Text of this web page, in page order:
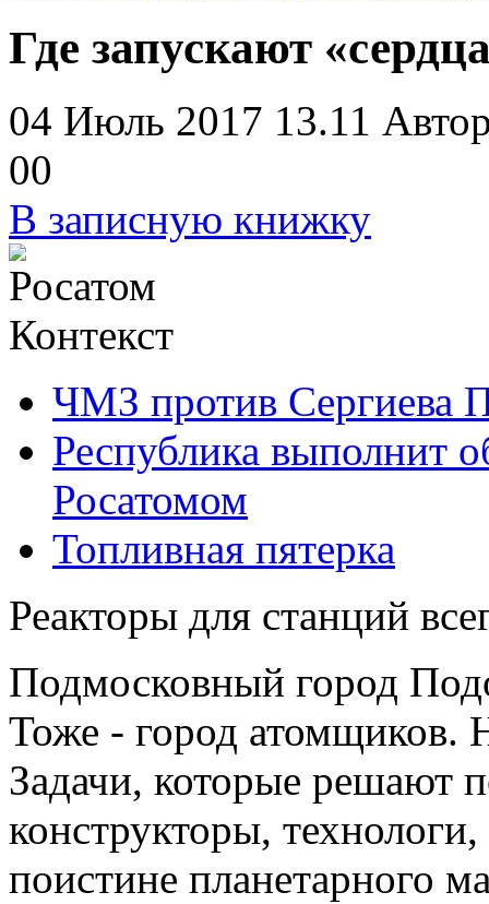
Где запускают
04 Июль 2017 13.11
00
В записную книжку
Контекст
ЧМЗ против Сергиева
Республика выполнит
Росатомом
Топливная пятерка
Реакторы для станций
Подмосковный город
Тоже - город атомщиков.
Задачи, которые решают
конструкторы,
поистине планетарного